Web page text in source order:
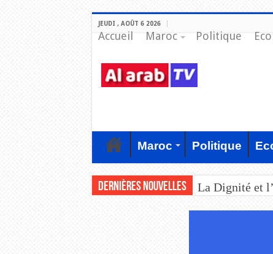
JEUDI , AOÛT 6 2026
Accueil Maroc Politique
Maroc Politique
Dernières nouvelles La Dignité et